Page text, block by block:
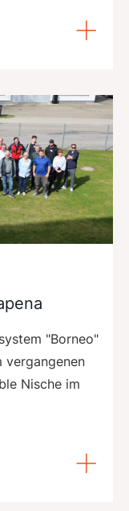
"Borneo"
vergangenen
Nische im